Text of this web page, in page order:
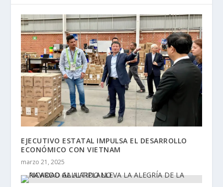
EJECUTIVO ESTATAL IMPULSA EL DESARROLLO
ECONÓMICO CON VIETNAM
marzo 21, 2025